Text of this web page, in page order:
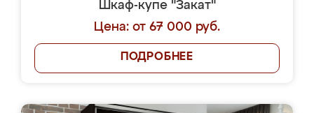
Шкаф-купе "Закат"
Цена: от 67 000 руб.
ПОДРОБНЕЕ